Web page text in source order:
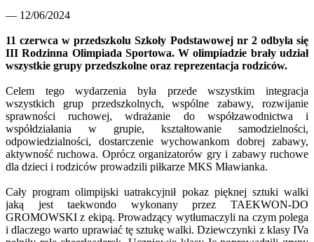
— 12/06/2024
11 czerwca w przedszkolu Szkoły Podstawowej nr 2 odbyła się
III Rodzinna Olimpiada Sportowa. W olimpiadzie brały udział
wszystkie grupy przedszkolne oraz reprezentacja rodziców.
Celem tego wydarzenia była przede wszystkim integracja
wszystkich grup przedszkolnych, wspólne zabawy, rozwijanie
sprawności ruchowej, wdrażanie do współzawodnictwa i
współdziałania w grupie, kształtowanie samodzielności,
odpowiedzialności, dostarczenie wychowankom dobrej zabawy,
aktywność ruchowa. Oprócz organizatorów gry i zabawy ruchowe
dla dzieci i rodziców prowadzili piłkarze MKS Mławianka.
Cały program olimpijski uatrakcyjnił pokaz pięknej sztuki walki
jaką jest taekwondo wykonany przez TAEKWON-DO
GROMOWSKI z ekipą. Prowadzący wytłumaczyli na czym polega
i dlaczego warto uprawiać tę sztukę walki. Dziewczynki z klasy IVa